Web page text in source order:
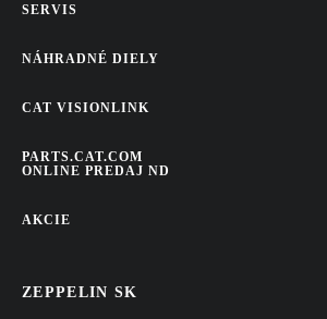
SERVIS
NÁHRADNÉ DIELY
CAT VISIONLINK
PARTS.CAT.COM
ONLINE PREDAJ ND
AKCIE
ZEPPELIN SK